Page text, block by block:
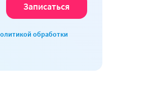
обработки